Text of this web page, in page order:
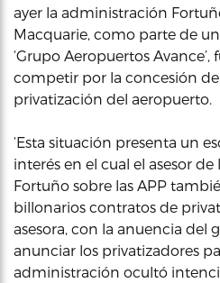
ayer la administración
Macquarie, como parte de
‘Grupo Aeropuertos
competir por la concesión
privatización del aeropuerto.
‘Esta situación presenta un
interés en el cual el asesor
Fortuño sobre las APP
billonarios contratos de
asesora, con la anuencia del
anunciar los privatizadores
administración ocultó